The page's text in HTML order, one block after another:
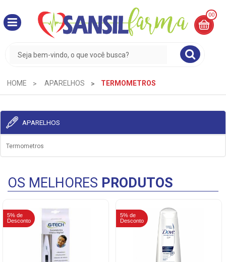
00
CESTA
R$
0,00
HOME APARELHOS TERMOMETROS
APARELHOS
Termometros
OS MELHORES PRODUTOS
5% de
Desconto
5% de
Desconto